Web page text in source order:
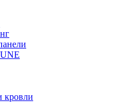
кровли